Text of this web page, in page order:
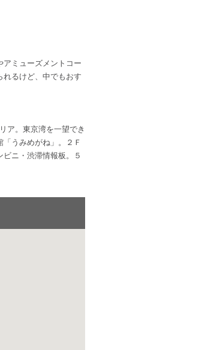
ミューズメントコー
るけど、中でもおす
ア。東京湾を一望でき
うみめがね」。２Ｆ
ニ・渋滞情報板。５